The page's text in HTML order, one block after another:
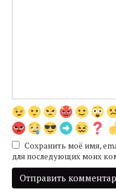
Сохранить моё имя,
для последующих моих